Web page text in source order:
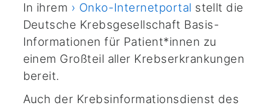
In ihrem › Onko-Internetportal stellt die
Deutsche Krebsgesellschaft Basis-
Informationen für Patient*innen zu
einem Großteil aller Krebserkrankungen
bereit.
Auch der Krebsinformationsdienst des